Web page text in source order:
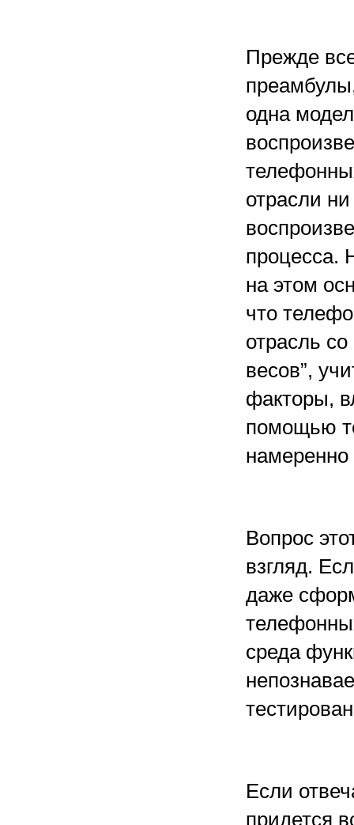
Прежде
одна
отрасли
процесса.
на этом
что
отрасль
весов”,
факторы,
помощью
намеренно
Вопрос
взгляд.
даже
среда
Если
придется